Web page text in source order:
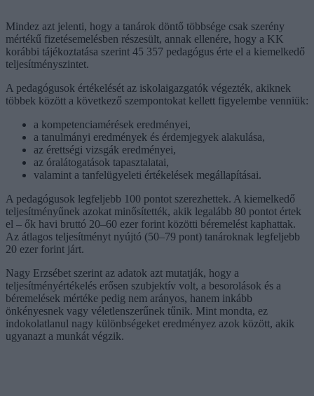
Mindez azt jelenti, hogy a tanárok döntő többsége csak szerény
mértékű fizetésemelésben részesült, annak ellenére, hogy a KK
korábbi tájékoztatása szerint 45 357 pedagógus érte el a kiemelkedő
teljesítményszintet.
A pedagógusok értékelését az iskolaigazgatók végezték, akiknek
többek között a következő szempontokat kellett figyelembe venniük:
a kompetenciamérések eredményei,
a tanulmányi eredmények és érdemjegyek alakulása,
az érettségi vizsgák eredményei,
az óralátogatások tapasztalatai,
valamint a tanfelügyeleti értékelések megállapításai.
A pedagógusok legfeljebb 100 pontot szerezhettek. A kiemelkedő
teljesítményűnek azokat minősítették, akik legalább 80 pontot értek
el – ők havi bruttó 20–60 ezer forint közötti béremelést kaphattak.
Az átlagos teljesítményt nyújtó (50–79 pont) tanároknak legfeljebb
20 ezer forint járt.
Nagy Erzsébet szerint az adatok azt mutatják, hogy a
teljesítményértékelés erősen szubjektív volt, a besorolások és a
béremelések mértéke pedig nem arányos, hanem inkább
önkényesnek vagy véletlenszerűnek tűnik. Mint mondta, ez
indokolatlanul nagy különbségeket eredményez azok között, akik
ugyanazt a munkát végzik.